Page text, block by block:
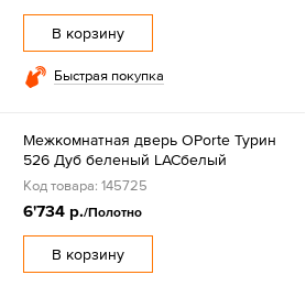
В корзину
Быстрая покупка
Межкомнатная дверь OPorte Турин
526 Дуб беленый LACбелый
Код товара: 145725
6'734 р./Полотно
В корзину